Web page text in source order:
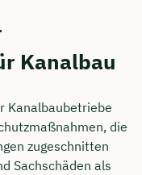
Kanalbau
Kanalbaubetriebe
die
zugeschnitten
Sachschäden als